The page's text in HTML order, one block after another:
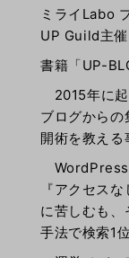
ミライLabo
UP Guild主催
書籍「UP-
2015年に起
ブログから
開術を教える
WordPress
『アクセス
に苦しむも、
手法で検索1